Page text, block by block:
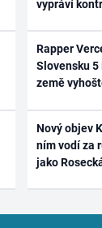
vypráví
Rapper
Slovensku 5
země
Nový objev
ním vodí za
jako